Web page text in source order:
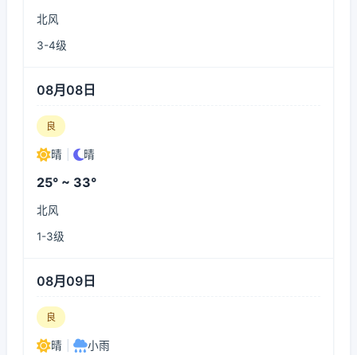
北风
3-4级
08月08日
良
晴 晴
25° ~ 33°
北风
1-3级
08月09日
良
晴 小雨